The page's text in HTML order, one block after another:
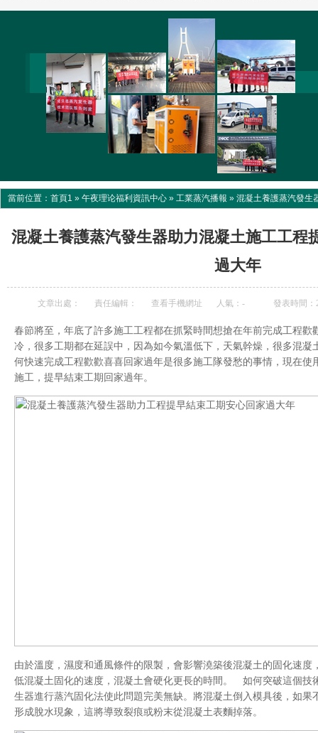
當前位置： 首頁1 » 午夜理论福利資訊中心 » 工業蒸汽播報 » 混凝土養護蒸汽發生
混凝土養護蒸汽發生器助力混凝土施工工程
過大年
文章出處： 責任編輯： 查看手機網址 人氣： - 發表時間：
春節將至，年底了許多施工工程都在抓緊時間想搶在年前完成工程歡
冷，很多工期都在延誤中，因為如今氣溫低下，天氣幹燥，很多混凝
何快速完成工程歡歡喜喜回家過年是很多施工隊發愁的事情，現在使
施工，提早結束工期回家過年。
由於溫度，濕度和通風條件的限製，會影響澆築後混凝土的固化速度
低混凝土固化的速度，混凝土會硬化更長的時間。 如何突破這個
生器進行蒸汽固化法使此問題完美無缺。將混凝土倒入模具後，如果
形成脫水現象，這將導致裂痕或粉末從混凝土表麵掉落。